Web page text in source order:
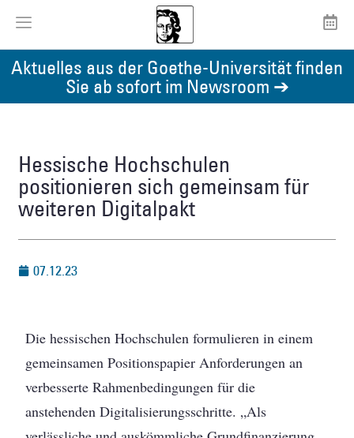
Aktuelles aus der Goethe-Universität finden
Sie ab sofort im Newsroom ➔
Hessische Hochschulen
positionieren sich gemeinsam für
weiteren Digitalpakt
07.12.23
Die hessischen Hochschulen formulieren in einem
gemeinsamen Positionspapier Anforderungen an
verbesserte Rahmenbedingungen für die
anstehenden Digitalisierungsschritte. „Als